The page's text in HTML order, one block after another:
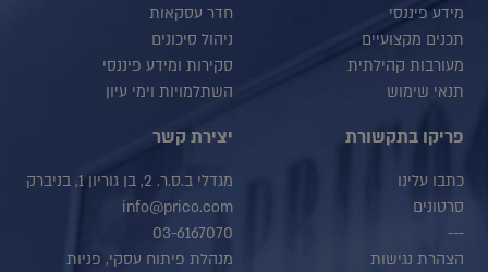
מידע פיננסי
תכנים מקצועיים
מעורבות קהילתית
תנאי שימוש
חדר עסקאות
ניהול סיכונים
סקירות ומידע פיננסי
השתלמויות וימי עיון
פריקו בתקשורת
כתבו עלינו
סרטונים
---
הצהרת נגישות
יצירת קשר
מגדלי ב.ס.ר. 2, בן גוריון 1, בניברק
info@prico.com
03-6167070
מנהלת פיתוח עסקי, פניות